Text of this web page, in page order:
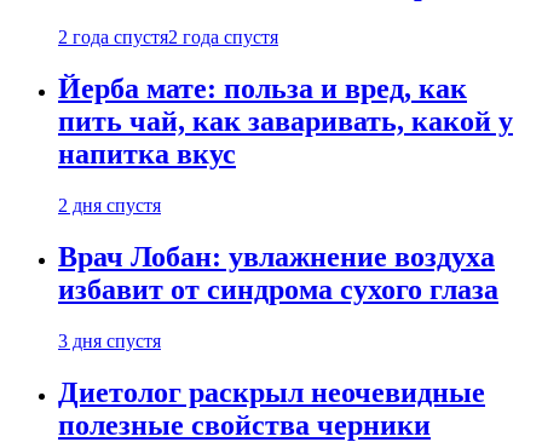
2 года спустя2 года спустя
Йерба мате: польза и вред, как
пить чай, как заваривать, какой у
напитка вкус
2 дня спустя
Врач Лобан: увлажнение воздуха
избавит от синдрома сухого глаза
3 дня спустя
Диетолог раскрыл неочевидные
полезные свойства черники